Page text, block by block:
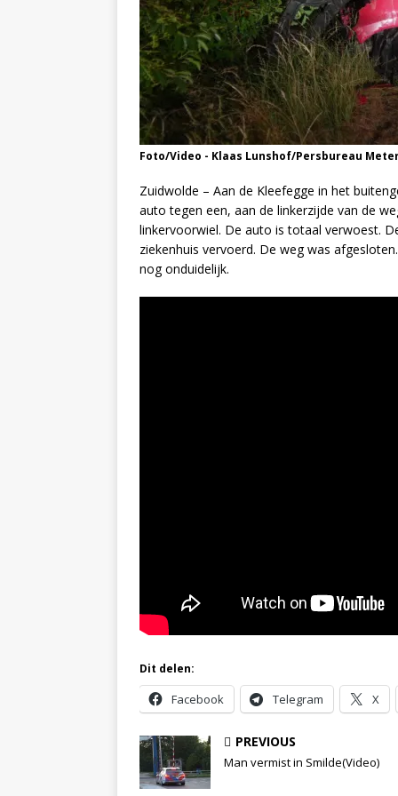
Foto/Video - Klaas Lunshof/Persbureau
Zuidwolde – Aan de Kleefegge in het
auto tegen een, aan de linkerzijde van de
linkervoorwiel. De auto is totaal verwoest.
ziekenhuis vervoerd. De weg was
nog onduidelijk.
Dit delen:
Facebook Telegram X
PREVIOUS
Man vermist in Smilde(Video)